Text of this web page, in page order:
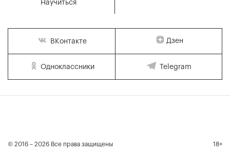
Научиться
ВКонтакте Дзен
Одноклассники Telegram
© 2016 – 2026 Все права защищены 18+